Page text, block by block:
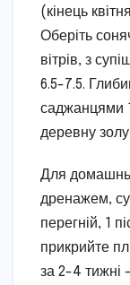
(кінець
Оберіть
вітрів, з
6.5-7.5.
саджанцями
деревну
Для
дренажем,
перегній, 1
прикрийте
за 2-4 тижні